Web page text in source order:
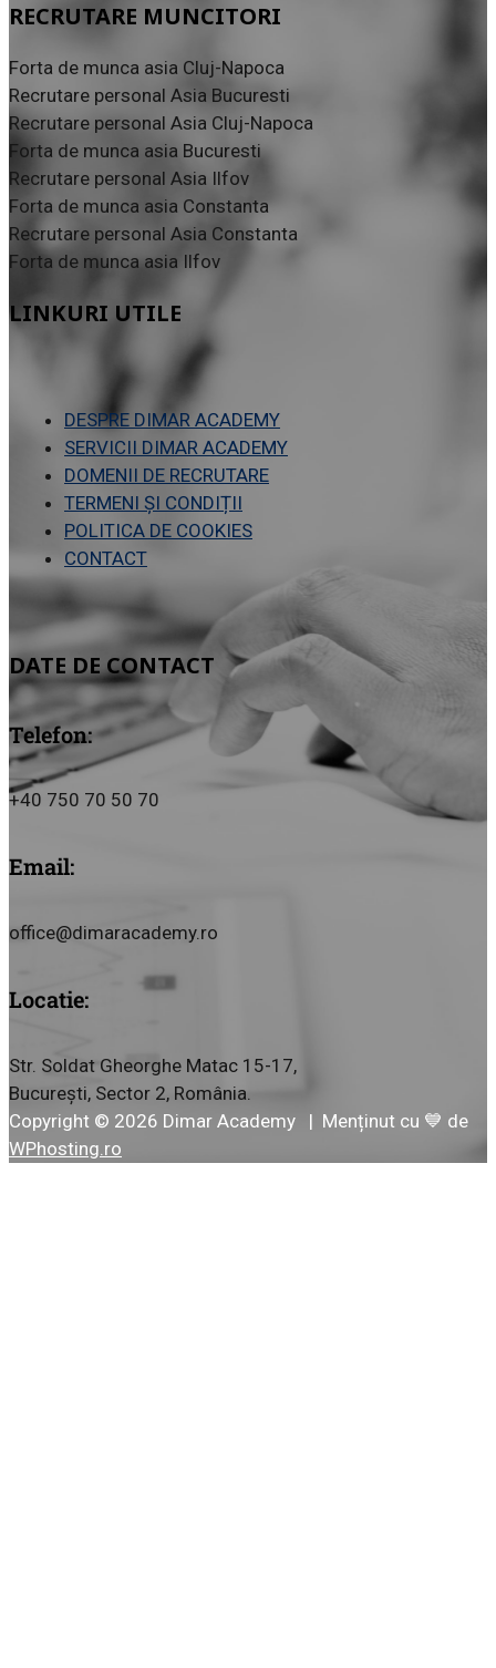
RECRUTARE MUNCITORI
Forta de munca asia Cluj-Napoca
Recrutare personal Asia Bucuresti
Recrutare personal Asia Cluj-Napoca
Forta de munca asia Bucuresti
Recrutare personal Asia Ilfov
Forta de munca asia Constanta
Recrutare personal Asia Constanta
Forta de munca asia Ilfov
LINKURI UTILE
DESPRE DIMAR ACADEMY
SERVICII DIMAR ACADEMY
DOMENII DE RECRUTARE
TERMENI ȘI CONDIȚII
POLITICA DE COOKIES
CONTACT
DATE DE CONTACT
Telefon:
+40 750 70 50 70
Email:
office@dimaracademy.ro
Locatie:
Str. Soldat Gheorghe Matac 15-17,
București, Sector 2, România.
Copyright © 2026 Dimar Academy | Menținut cu 💙 de
WPhosting.ro